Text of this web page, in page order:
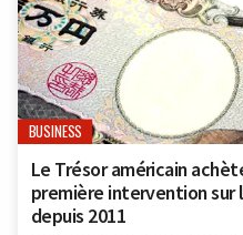
BUSINESS
Le Trésor américain
première intervention sur
depuis 2011